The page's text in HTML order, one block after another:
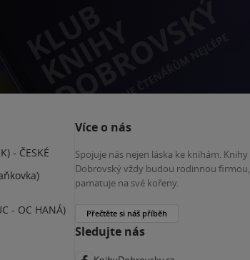
- ČESKÉ
- OC HANÁ)
Více o nás
Spojuje nás nejen láska ke knihám. Knihy
Dobrovský vždy budou rodinnou
pamatuje na své kořeny.
Přečtěte si náš příběh
Sledujte nás